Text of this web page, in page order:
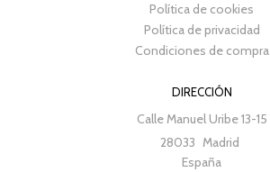
Dosier Premio Adonáis 2023
Finalistas Premio Adonáis 2023
Política de cookies
Política de privacidad
Condiciones de compra
DIRECCIÓN
Calle Manuel Uribe 13-15
28033 Madrid
España